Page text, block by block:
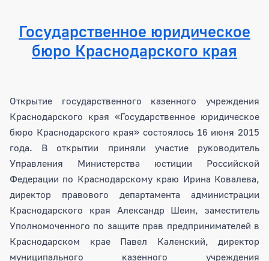
Государственное юридическое
бюро Краснодарского края
Открытие государственного казенного учреждения
Краснодарского края «Государственное юридическое
бюро Краснодарского края» состоялось 16 июня 2015
года. В открытии приняли участие руководитель
Управления Министерства юстиции Российской
Федерации по Краснодарскому краю Ирина Ковалева,
директор правового департамента администрации
Краснодарского края Александр Шеин, заместитель
Уполномоченного по защите прав предпринимателей в
Краснодарском крае Павел Каленский, директор
муниципального казенного учреждения